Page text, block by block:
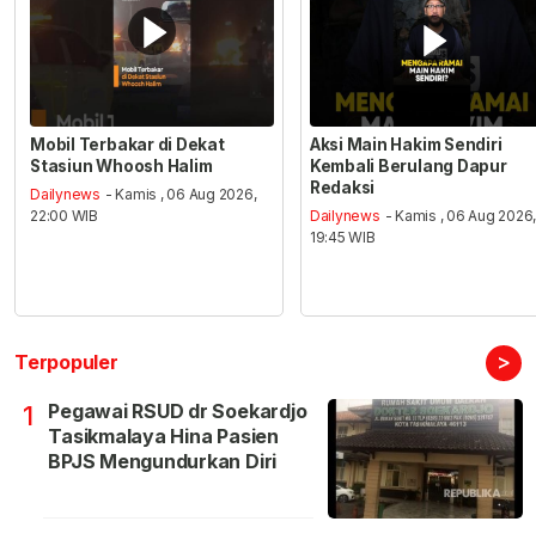
Mobil Terbakar di Dekat
Stasiun Whoosh Halim
Dailynews - Kamis , 06 Aug 2026,
22:00 WIB
Aksi Main Hakim Sendiri
Kembali Berulang Dapur
Redaksi
Dailynews - Kamis , 06 Aug 2026,
19:45 WIB
Terpopuler >
1
Pegawai RSUD dr Soekardjo
Tasikmalaya Hina Pasien
BPJS Mengundurkan Diri